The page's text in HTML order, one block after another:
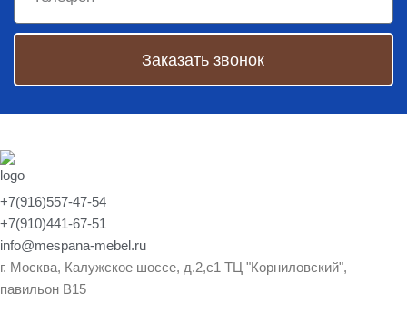
Заказать звонок
+7(916)557-47-54
+7(910)441-67-51
info@mespana-mebel.ru
г. Москва, Калужское шоссе, д.2,с1 ТЦ "Корниловский",
павильон В15